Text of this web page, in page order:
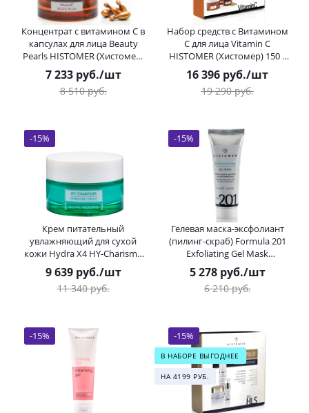
Концентрат с витамином С в
капсулах для лица Beauty
Pearls HISTOMER (Хистомер)
30 шт
7 233руб./шт
8 510руб.
Набор средств с Витамином
С для лица Vitamin C
HISTOMER (Хистомер) 150 /
50 мл / 30 шт
16 396 руб./шт
19 290руб.
Крем питательный
увлажняющий для сухой
кожи Hydra X4 HY-Charisma
Hydrating Cream HISTOMER
(Хистомер) 50 мл
9 639руб./шт
11 340руб.
-15%
Гелевая маска-эксфолиант
(пилинг-скраб) Formula 201
Exfoliating Gel Mask
HISTOMER (Хистомер) 75 мл
5 278руб./шт
6 210руб.
-15%
-15%
В НАБОРЕ ВЫГОДНЕЕ
НА 4199 РУБ.
-15%